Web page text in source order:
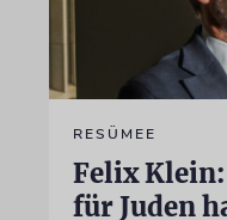
RESÜMEE
Felix
für Juden